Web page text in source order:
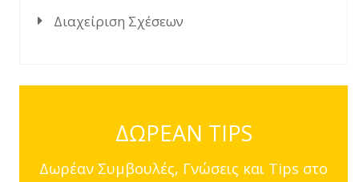
Διαχείριση Σχέσεων
ΔΩΡΕΑΝ TIPS
Δωρέαν Συμβουλές, Γνώσεις και Tips στο